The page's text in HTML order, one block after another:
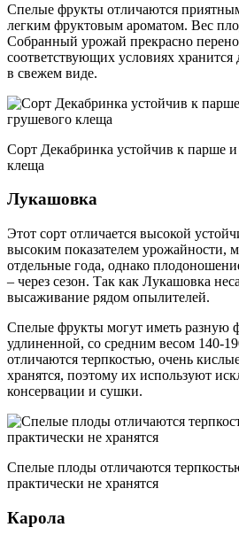
Спелые фрукты отличаются
легким фруктовым ароматом. Вес
Собранный урожай прекрасно
соответствующих условиях хранится
в свежем виде.
Сорт Декабринка устойчив к парше
клеща
Лукашовка
Этот сорт отличается высокой
высоким показателем урожайности,
отдельные года, однако
– через сезон. Так как Лукашовка
высаживание рядом опылителей.
Спелые фрукты могут иметь разную
удлиненной, со средним весом 140-
отличаются терпкостью, очень
хранятся, поэтому их используют
консервации и сушки.
Спелые плоды отличаются
практически не хранятся
Карола